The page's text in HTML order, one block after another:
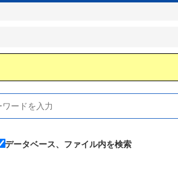
データベース、ファイル内を検索